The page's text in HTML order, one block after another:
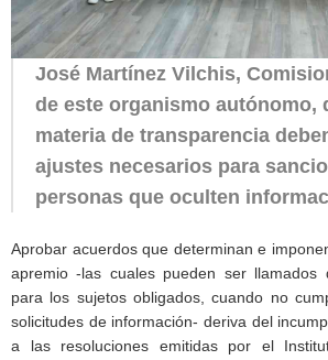
José Martínez Vilchis,
de este organismo autónomo,
materia de transparencia
ajustes necesarios para
personas que oculten
Aprobar acuerdos que determinan e
apremio -las cuales pueden ser llamados
para los sujetos obligados, cuando no
solicitudes de información- deriva del
a las resoluciones emitidas por el